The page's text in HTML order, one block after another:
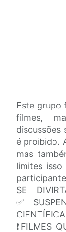
Este grupo
filmes,
discussões
é proibido.
mas
limites
SE
❗FILMES